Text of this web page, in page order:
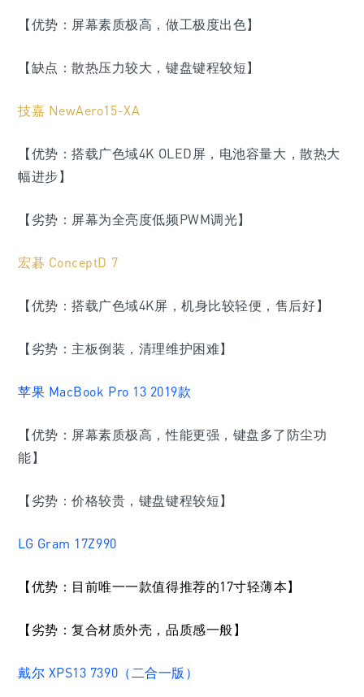
【优势：屏幕素质极高，做工极度出色】
【缺点：散热压力较大，键盘键程较短】
技嘉 NewAero15-XA
【优势：搭载广色域4K OLED屏，电池容量大，散热大
幅进步】
【劣势： 屏幕为全亮度低频PWM调光】
宏碁 ConceptD 7
【优势：搭载广色域4K屏，机身比较轻便，售后好】
【劣势：主板倒装，清理维护困难】
苹果 MacBook Pro 13 2019款
【优势：屏幕素质极高，性能更强，键盘多了防尘功
能】
【劣势：价格较贵，键盘键程较短】
LG Gram 17Z990
【优势：目前唯一一款值得推荐的17寸轻薄本】
【劣势：复合材质外壳，品质感一般】
戴尔 XPS13 7390（二合一版）